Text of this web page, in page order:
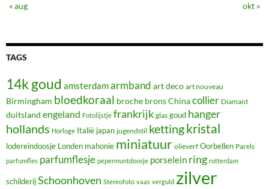
« aug
okt »
TAGS
14k goud amsterdamarmband art deco art nouveau
Birmingham bloedkoraal broche bronsChinacollier Diamant
duitsland engeland Fotolijstje frankrijk glas goud hanger
hollands Horloge Italië japan jugendstil kettingkristal
lodereindoosje Londen mahonie miniatuur olieverf Oorbellen Parels
parfumfles parfumflesje pepermuntdoosje porselein ring rotterdam
schilderijSchoonhoven Stereofoto vaas verguld zilver